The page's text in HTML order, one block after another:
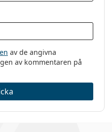
av de angivna
av kommentaren på